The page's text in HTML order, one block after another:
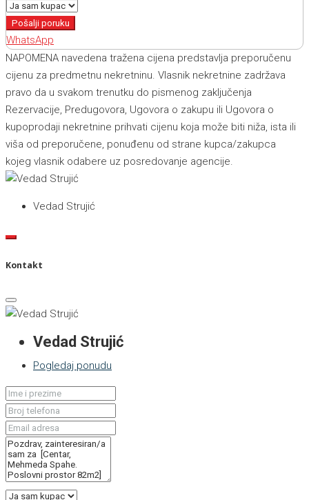
Pošalji poruku
WhatsApp
NAPOMENA navedena tražena cijena predstavlja preporučenu
cijenu za predmetnu nekretninu. Vlasnik nekretnine zadržava
pravo da u svakom trenutku do pismenog zaključenja
Rezervacije, Predugovora, Ugovora o zakupu ili Ugovora o
kupoprodaji nekretnine prihvati cijenu koja može biti niža, ista ili
viša od preporučene, ponuđenu od strane kupca/zakupca
kojeg vlasnik odabere uz posredovanje agencije.
Vedad Strujić
Kontakt
Vedad Strujić
Pogledaj ponudu